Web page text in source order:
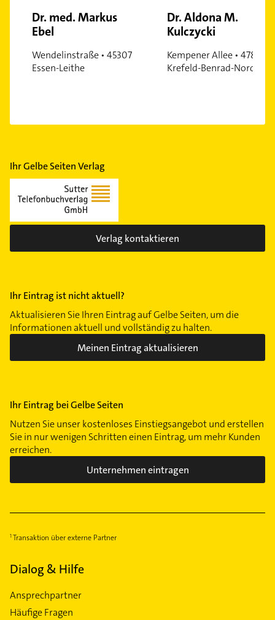
Dr. med. Markus
Ebel
Wendelinstraße • 45307
Essen-Leithe
Dr. Aldona M.
Kulczycki
Kempener Allee • 47803
Krefeld-Benrad-Nord
Ihr Gelbe Seiten Verlag
Verlag kontaktieren
Ihr Eintrag ist nicht aktuell?
Aktualisieren Sie Ihren Eintrag auf Gelbe Seiten, um die
Informationen aktuell und vollständig zu halten.
Meinen Eintrag aktualisieren
Ihr Eintrag bei Gelbe Seiten
Nutzen Sie unser kostenloses Einstiegsangebot und erstellen
Sie in nur wenigen Schritten einen Eintrag, um mehr Kunden
erreichen.
Unternehmen eintragen
Transaktion über externe Partner
Dialog & Hilfe
Ansprechpartner
Häufige Fragen